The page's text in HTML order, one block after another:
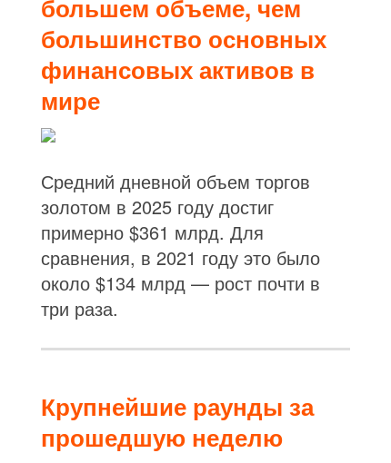
большем объеме, чем
большинство основных
финансовых активов в
мире
Средний дневной объем торгов
золотом в 2025 году достиг
примерно $361 млрд. Для
сравнения, в 2021 году это было
около $134 млрд — рост почти в
три раза.
Крупнейшие раунды за
прошедшую неделю